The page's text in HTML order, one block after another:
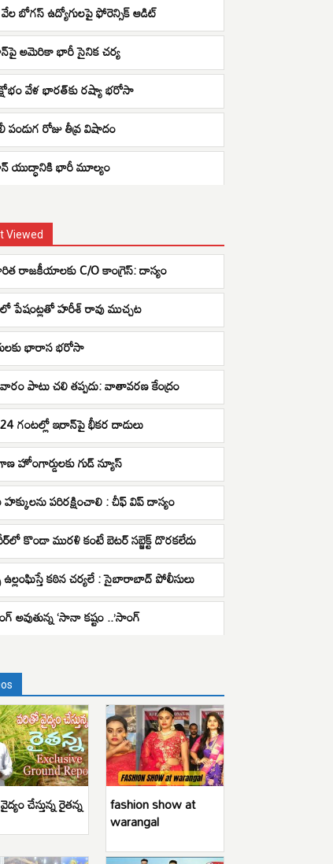
బోగస్ ఉద్యోగులపై ఫోరెన్సిక్ ఆడిట్
అమెరికా భారీ సైనిక చర్య
వేళ భారత్‌కు రష్యా భరోసా
రోజు తీవ్ర విషాదం
యుద్ధానికి భారీ మూల్యం
Viewed
రాజ‌కీయాలకు C/O కాంగ్రెస్: దాస్యం
పేషంట్లతో హరీశ్ రావు ముచ్చట
భారాస భరోసా
పాటు చలి తప్పదు: వాతావరణ కేంద్రం
గంటల్లో ఇరాన్‌పై భీకర దాడులు
హోంగార్డులకు గుడ్ న్యూస్
పరిరక్షించాలి : చీఫ్ విప్ దాస్యం
కొండా మురళి కంటే బెటర్ సబ్జెక్ట్ దొరకలేదు
ఉల్లంఘిస్తే కఠిన చర్యలే : సైబారాబాద్ పోలీసులు
అవుతున్న ‘సానా కష్టం ..’సాంగ్
చేస్తున్న రైతన్న fashion show at
warangal